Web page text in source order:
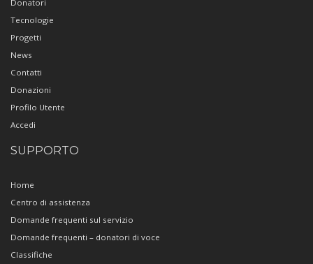
Donatori
Tecnologie
Progetti
News
Contatti
Donazioni
Profilo Utente
Accedi
SUPPORTO
Home
Centro di assistenza
Domande frequenti sul servizio
Domande frequenti – donatori di voce
Classifiche